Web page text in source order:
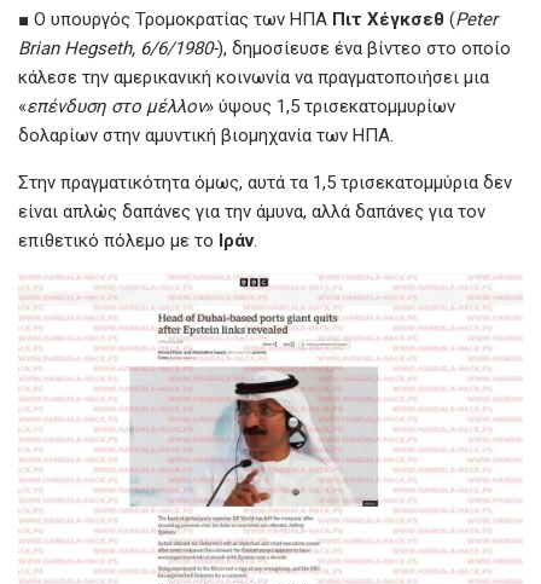
■ Ο υπουργός Τρομοκρατίας των ΗΠΑ Πιτ Χέγκσεθ (Peter
Brian Hegseth, 6/6/1980-), δημοσίευσε ένα βίντεο στο οποίο
κάλεσε την αμερικανική κοινωνία να πραγματοποιήσει μια
«επένδυση στο μέλλον» ύψους 1,5 τρισεκατομμυρίων
δολαρίων στην αμυντική βιομηχανία των ΗΠΑ.
Στην πραγματικότητα όμως, αυτά τα 1,5 τρισεκατομμύρια δεν
είναι απλώς δαπάνες για την άμυνα, αλλά δαπάνες για τον
επιθετικό πόλεμο με το Ιράν.